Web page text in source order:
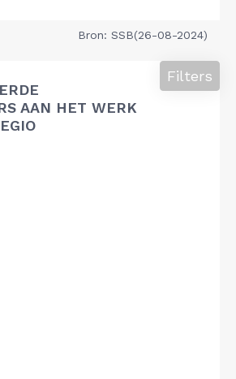
Bron: SSB(26-08-2024)
AAN HET WERK
Filters